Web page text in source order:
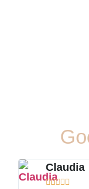
Claudia
